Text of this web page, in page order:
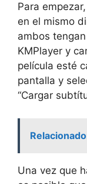
Para
en el mismo
ambos
KMPlayer y
película esté
pantalla y
“Cargar
Una vez que